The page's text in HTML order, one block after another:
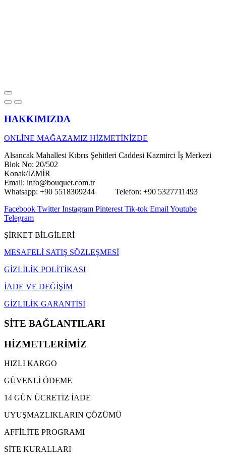
HAKKIMIZDA
ONLİNE MAĞAZAMIZ HİZMETİNİZDE
Alsancak Mahallesi Kıbrıs Şehitleri Caddesi Kazmirci İş Merkezi
Blok No: 20/502
Konak/İZMİR
Email: info@bouquet.com.tr
Whatsapp: +90 5518309244 Telefon: +90 5327711493
Facebook Twitter Instagram Pinterest Tik-tok Email Youtube
Telegram
ŞİRKET BİLGİLERİ
MESAFELİ SATIŞ SÖZLEŞMESİ
GİZLİLİK POLİTİKASI
İADE VE DEĞİŞİM
GİZLİLİK GARANTİSİ
SİTE BAĞLANTILARI
HİZMETLERİMİZ
HIZLI KARGO
GÜVENLİ ÖDEME
14 GÜN ÜCRETİZ İADE
UYUŞMAZLIKLARIN ÇÖZÜMÜ
AFFİLİTE PROGRAMI
SİTE KURALLARI